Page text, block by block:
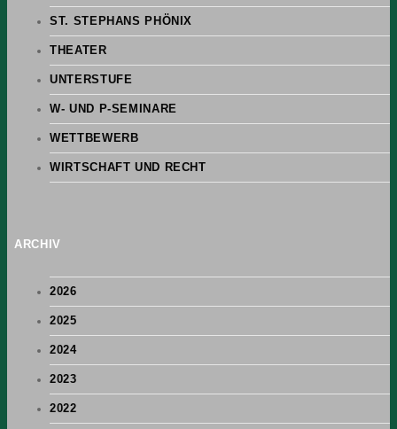
ST. STEPHANS PHÖNIX
THEATER
UNTERSTUFE
W- UND P-SEMINARE
WETTBEWERB
WIRTSCHAFT UND RECHT
ARCHIV
2026
2025
2024
2023
2022